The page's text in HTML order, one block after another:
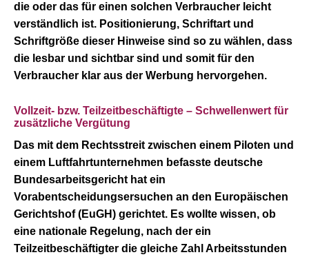
die oder das für einen solchen Verbraucher leicht
verständlich ist. Positionierung, Schriftart und
Schriftgröße dieser Hinweise sind so zu wählen, dass
die lesbar und sichtbar sind und somit für den
Verbraucher klar aus der Werbung hervorgehen.
Vollzeit- bzw. Teilzeitbeschäftigte – Schwellenwert für
zusätzliche Vergütung
Das mit dem Rechtsstreit zwischen einem Piloten und
einem Luftfahrtunternehmen befasste deutsche
Bundesarbeitsgericht hat ein
Vorabentscheidungsersuchen an den Europäischen
Gerichtshof (EuGH) gerichtet. Es wollte wissen, ob
eine nationale Regelung, nach der ein
Teilzeitbeschäftigter die gleiche Zahl Arbeitsstunden